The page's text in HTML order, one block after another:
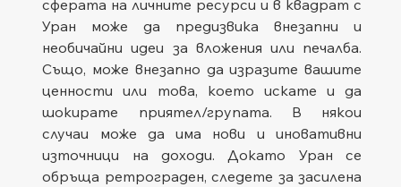
сферата на личните ресурси и в квадрат с
Уран може да предизвика внезапни и
необичайни идеи за вложения или печалба.
Също, може внезапно да изразите вашите
ценности или това, което искате и да
шокирате приятел/групата. В някои
случаи може да има нови и иновативни
източници на доходи. Докато Уран се
обръща ретрограден, следете за засилена